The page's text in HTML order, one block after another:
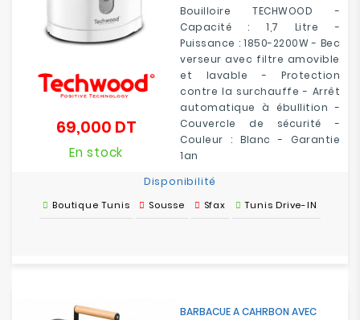
Bouilloire TECHWOOD -
Capacité : 1,7 Litre -
Puissance : 1850-2200W - Bec
verseur avec filtre amovible
et lavable - Protection
contre la surchauffe - Arrêt
automatique à ébullition -
Couvercle de sécurité -
Couleur : Blanc - Garantie
1an
69,000 DTPrix
En stock
Disponibilité
Boutique Tunis Sousse Sfax Tunis Drive-IN
BARBACUE A CAHRBON AVEC